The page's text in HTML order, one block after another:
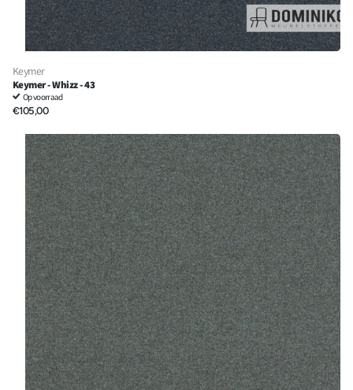
Keymer
Keymer - Whizz - 43
Op voorraad
€105,00